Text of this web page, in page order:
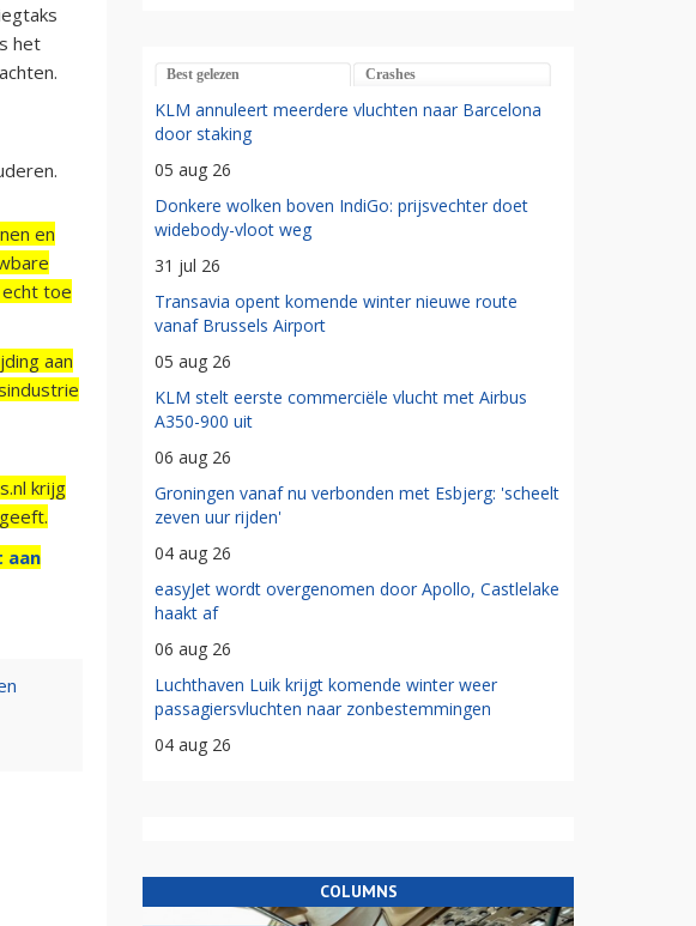
het
en
toe
aan
krijg
aan
Best gelezen Crashes
KLM annuleert meerdere vluchten naar Barcelona
door staking
05 aug 26
Donkere wolken boven IndiGo: prijsvechter doet
widebody-vloot weg
31 jul 26
Transavia opent komende winter nieuwe route
vanaf Brussels Airport
05 aug 26
KLM stelt eerste commerciële vlucht met Airbus
A350-900 uit
06 aug 26
Groningen vanaf nu verbonden met Esbjerg: 'scheelt
zeven uur rijden'
04 aug 26
easyJet wordt overgenomen door Apollo, Castlelake
haakt af
06 aug 26
Luchthaven Luik krijgt komende winter weer
passagiersvluchten naar zonbestemmingen
04 aug 26
COLUMNS